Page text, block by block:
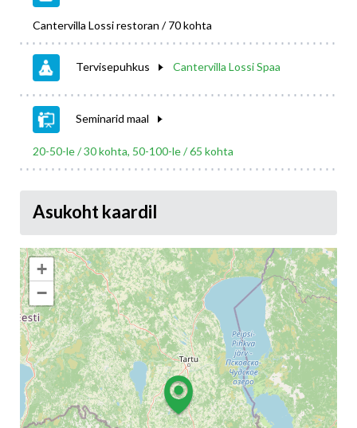
Cantervilla Lossi restoran / 70 kohta
Tervisepuhkus Cantervilla Lossi Spaa
Seminarid maal
20-50-le / 30 kohta, 50-100-le / 65 kohta
Asukoht kaardil
+
−